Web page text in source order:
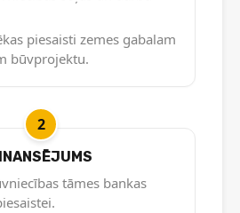
piesaisti zemes gabalam
būvprojektu.
2
tāmes bankas